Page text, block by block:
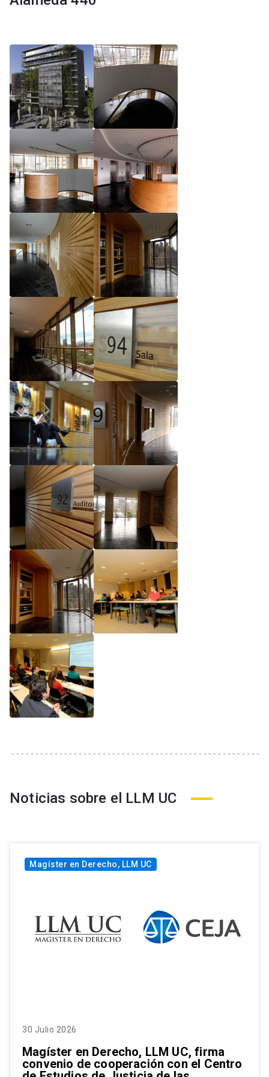
Reglamento de Magíster, Pontificia Universidad
Universidad Católica de Chile
Reglamento de Magíster, Pontificia Universidad
Católica de Chile LLM UC 2025
Reglamento de Seminarios de Graduación
Programa de Magíster en Derecho, LLM 2025
Noticias sobre el LLM UC
Magíster en Derecho, LLM UC
30 Julio 2026
Magíster en Derecho, LLM UC, firma
convenio de cooperación con el Centro